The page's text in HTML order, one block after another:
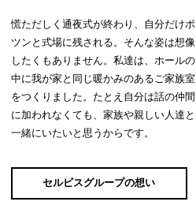
慌ただしく通夜式が終わり、自分だけポ
ツンと式場に残される。そんな姿は想像
したくもありません。 私達は、ホールの
中に我が家と同じ暖かみのあるご家族室
をつくりました。 たとえ自分は話の仲間
に加われなくても、家族や親しい人達と
一緒にいたいと思うからです。
セルビスグループの想い